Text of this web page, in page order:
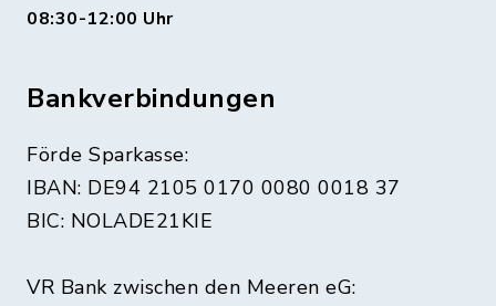
08:30-12:00 Uhr
Bankverbindungen
Förde Sparkasse:
IBAN: DE94 2105 0170 0080 0018 37
BIC: NOLADE21KIE
VR Bank zwischen den Meeren eG: